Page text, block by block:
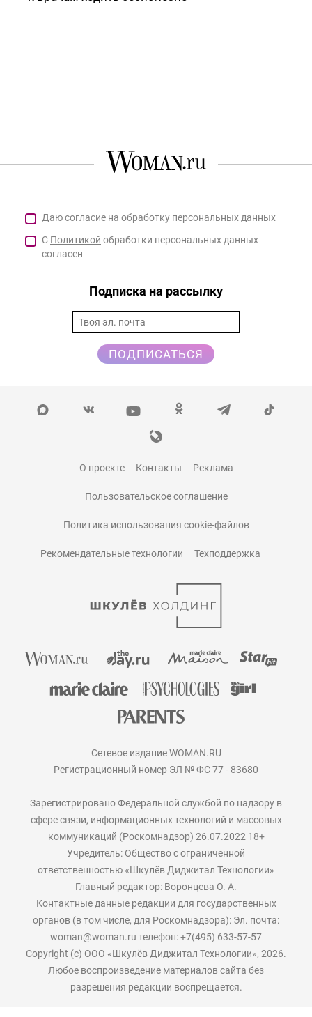
Даюсогласие на обработку персональных данных
С Политикой обработки персональных данных
согласен
Подписка на рассылку
ПОДПИСАТЬСЯ
О проекте Контакты Реклама
Пользовательское соглашение
Политика использования cookie-файлов
Рекомендательные технологии Техподдержка
Сетевое издание WOMAN.RU
Регистрационный номер ЭЛ № ФС 77 - 83680
Зарегистрировано Федеральной службой по надзору в
сфере связи, информационных технологий и массовых
коммуникаций (Роскомнадзор) 26.07.2022 18+
Учредитель: Общество с ограниченной
ответственностью «Шкулёв Диджитал Технологии»
Главный редактор: Воронцева О. А.
Контактные данные редакции для государственных
органов (в том числе, для Роскомнадзора): Эл. почта:
woman@woman.ru телефон: +7(495) 633-57-57
Copyright (с) ООО «Шкулёв Диджитал Технологии», 2026.
Любое воспроизведение материалов сайта без
разрешения редакции воспрещается.